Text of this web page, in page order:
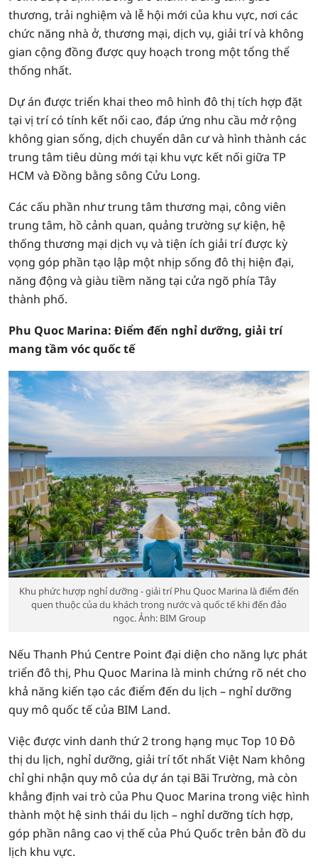
thương, trải nghiệm và lễ hội mới của khu vực, nơi các
chức năng nhà ở, thương mại, dịch vụ, giải trí và không
gian cộng đồng được quy hoạch trong một tổng thể
thống nhất.
Dự án được triển khai theo mô hình đô thị tích hợp đặt
tại vị trí có tính kết nối cao, đáp ứng nhu cầu mở rộng
không gian sống, dịch chuyển dân cư và hình thành các
trung tâm tiêu dùng mới tại khu vực kết nối giữa TP
HCM và Đồng bằng sông Cửu Long.
Các cấu phần như trung tâm thương mại, công viên
trung tâm, hồ cảnh quan, quảng trường sự kiện, hệ
thống thương mại dịch vụ và tiện ích giải trí được kỳ
vọng góp phần tạo lập một nhịp sống đô thị hiện đại,
năng động và giàu tiềm năng tại cửa ngõ phía Tây
thành phố.
Phu Quoc Marina: Điểm đến nghỉ dưỡng, giải trí
mang tầm vóc quốc tế
Khu phức hượp nghỉ dưỡng - giải trí Phu Quoc Marina là điểm đến
quen thuộc của du khách trong nước và quốc tế khi đến đảo
ngọc. Ảnh: BIM Group
Nếu Thanh Phú Centre Point đại diện cho năng lực phát
triển đô thị, Phu Quoc Marina là minh chứng rõ nét cho
khả năng kiến tạo các điểm đến du lịch – nghỉ dưỡng
quy mô quốc tế của BIM Land.
Việc được vinh danh thứ 2 trong hạng mục Top 10 Đô
thị du lịch, nghỉ dưỡng, giải trí tốt nhất Việt Nam không
chỉ ghi nhận quy mô của dự án tại Bãi Trường, mà còn
khẳng định vai trò của Phu Quoc Marina trong việc hình
thành một hệ sinh thái du lịch – nghỉ dưỡng tích hợp,
góp phần nâng cao vị thế của Phú Quốc trên bản đồ du
lịch khu vực.